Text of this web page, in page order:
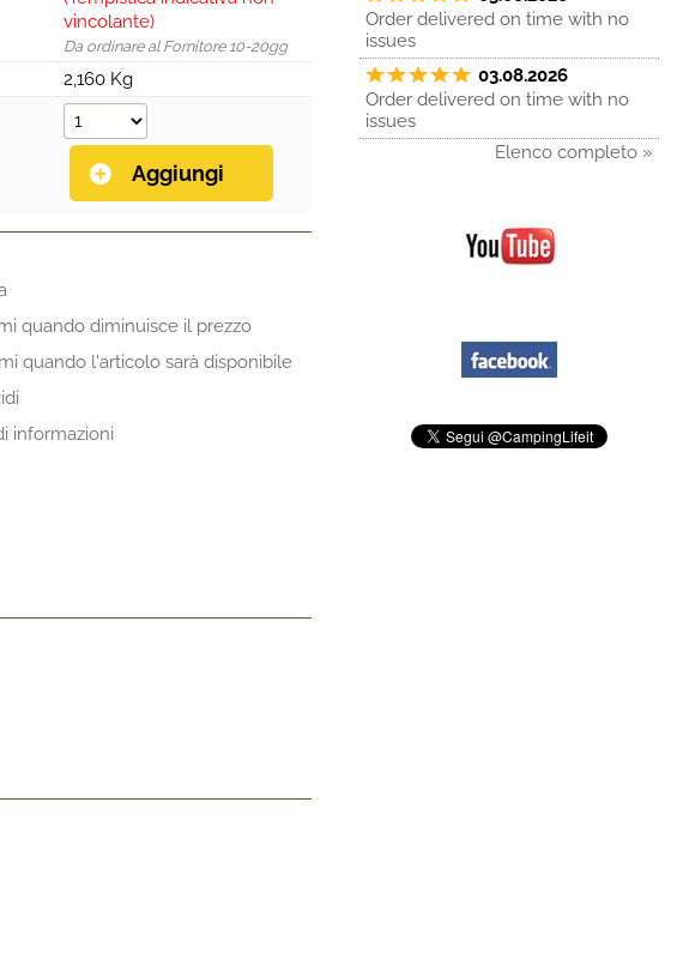
vincolante)
Da ordinare al Fornitore 10-20gg
2,160 Kg
quando diminuisce il prezzo
quando l'articolo sarà disponibile
informazioni
Order delivered on time with no
issues
03.08.2026
Order delivered on time with no
issues
Elenco completo »